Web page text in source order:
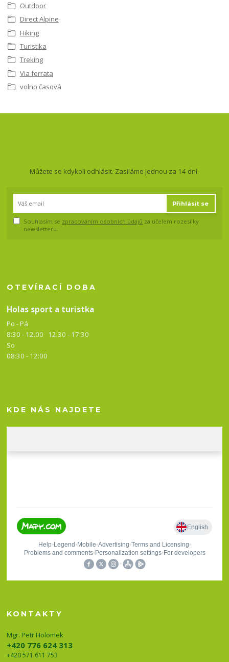
Outdoor
Direct Alpine
Hiking
Turistika
Treking
Via ferrata
volno časová
Můžete se kdykoli odhlásit. Zasíláme jednou za 14 dní.
Přihlásit se
Souhlasím se zpracováním osobních údajů za účelem rozesílky
newsletteru.
OTEVÍRACÍ DOBA
Holas sport a turistka
Po - Pá
8:30 - 12.00 12.30 - 17:30
So
08:30 - 12:00
KDE NÁS NAJDETE
KONTAKTY
Mgr. Petr Holomek
+420 776 624 313
+420 571 611 753